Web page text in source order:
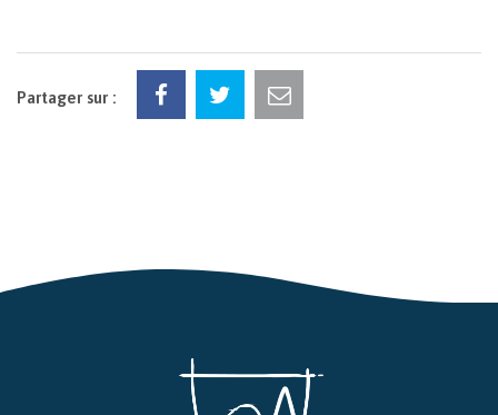
Partager sur :